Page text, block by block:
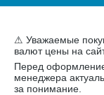
⚠ Уважаемые
валют цены на
Перед
менеджера
за понимание.